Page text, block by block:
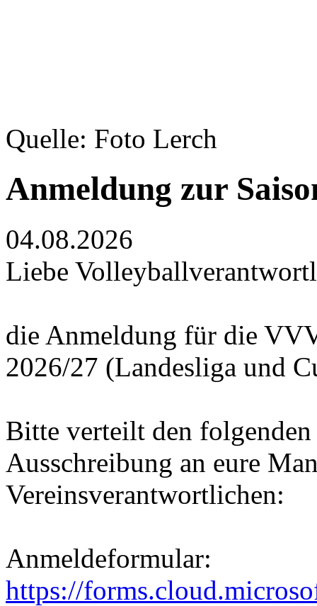
Quelle: Foto Lerch
Anmeldung zur
04.08.2026
Liebe
die Anmeldung für die
2026/27 (Landesliga und
Bitte verteilt den
Ausschreibung an eure
Vereinsverantwortlichen:
Anmeldeformular:
https://